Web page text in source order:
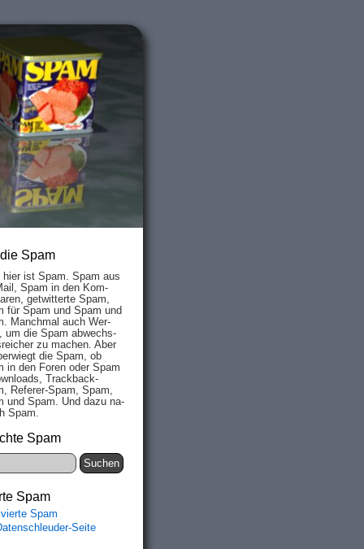
Spam
hier ist Spam. Spam aus
Spam in den Kom­
ge­twit­ter­te Spam,
für Spam und Spam und
Manch­mal auch Wer­
um die Spam ab­wechs­
zu mach­en. Aber
die Spam, ob
in den Fo­ren oder Spam
Track­back-
Re­fe­rer-Spam, Spam,
und Spam. Und da­zu na­
Spam.
Spam
Spam
Spam
Seite